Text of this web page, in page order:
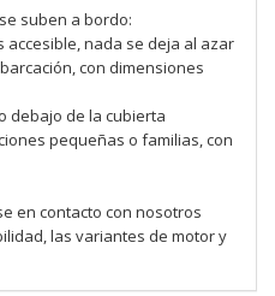
suben a bordo:
accesible, nada se deja al azar
con dimensiones
debajo de la cubierta
pequeñas o familias, con
en contacto con nosotros
las variantes de motor y